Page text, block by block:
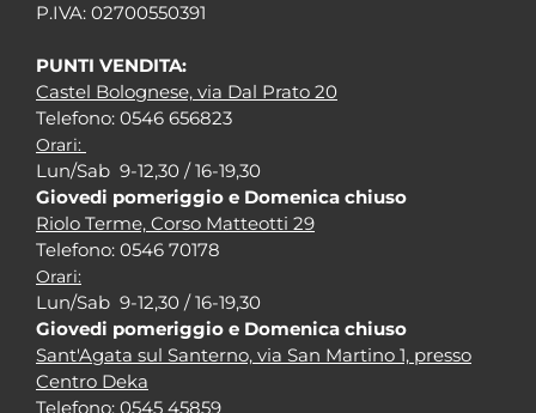
P.IVA: 02700550391
PUNTI VENDITA:
Castel Bolognese, via Dal Prato 20
Telefono: 0546 656823
Orari:
Lun/Sab 9-12,30 / 16-19,30
Giovedi pomeriggio e Domenica chiuso
Riolo Terme, Corso Matteotti 29
Telefono: 0546 70178
Orari:
Lun/Sab 9-12,30 / 16-19,30
Giovedi pomeriggio e Domenica chiuso
Sant'Agata sul Santerno, via San Martino 1, presso
Centro Deka
Telefono: 0545 45859